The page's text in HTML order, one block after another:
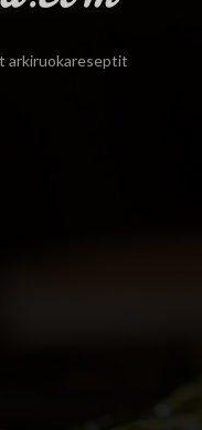
arkiruokareseptit